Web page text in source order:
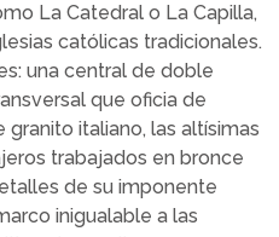
La Catedral o La Capilla,
católicas tradicionales.
una central de doble
que oficia de
italiano, las altísimas
trabajados en bronce
de su imponente
inigualable a las